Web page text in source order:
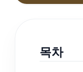
목차